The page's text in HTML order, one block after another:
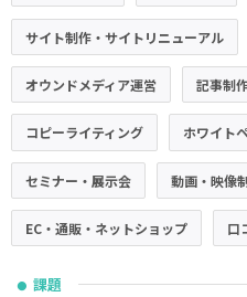
サイト制作・サイトリニューアル
オウンドメディア運営 記事制
コピーライティング ホワイト
セミナー・展示会 動画・映像
EC・通販・ネットショップ 口
● 課題